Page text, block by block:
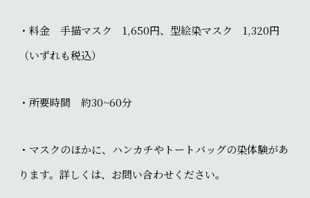
・料金 手描マスク 1,650円、型絵染マスク 1,320円
（いずれも税込）
・所要時間 約30~60分
・マスクのほかに、ハンカチやトートバッグの染体験があ
ります。詳しくは、お問い合わせください。